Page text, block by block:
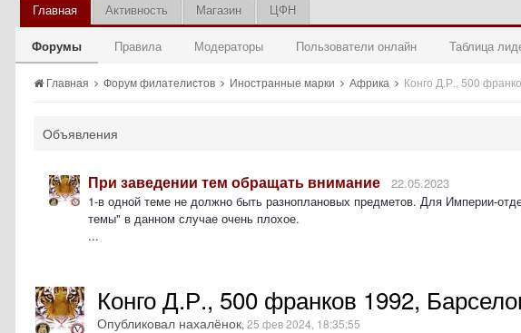
Главная
Форумы Правила Модераторы Пользователи онлайн Таблица
Активность Магазин ЦФН
Главная Форум филателистов Иностранные марки Африка Конго Д.Р., 500
Объявления
При заведении тем обращать внимание
22.05.2023
1-в одной теме не должно быть разноплановых предметов. Для Империи-
темы" в данном случае очень плохое.
...
Конго Д.Р., 500 франков 1992,
Опубликовал нахалёнок, 25 фев 2024, 18:35:55